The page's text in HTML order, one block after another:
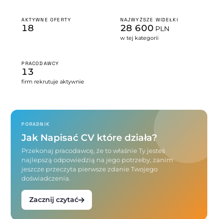
AKTYWNE OFERTY
18
NAJWYŻSZE WIDEŁKI
28 600 PLN
w tej kategorii
PRACODAWCY
13
firm rekrutuje aktywnie
PORADNIK
Jak Napisać CV które działa?
Przekonaj pracodawcę, że to właśnie Ty jesteś
najlepszą odpowiedzią na jego potrzeby, zanim
jeszcze przeczyta pierwsze zdanie Twojego
doświadczenia.
Zacznij czytać